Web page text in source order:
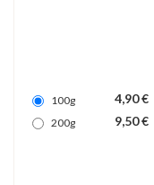
100g 4,90 €
200g
9,50 €